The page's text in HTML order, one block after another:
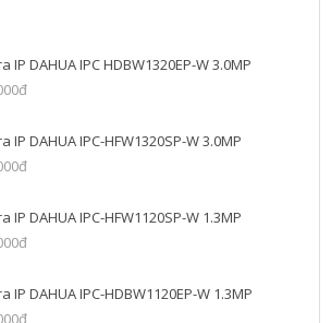
IP DAHUA IPC HDBW1320EP-W 3.0MP
IP DAHUA IPC-HFW1320SP-W 3.0MP
IP DAHUA IPC-HFW1120SP-W 1.3MP
IP DAHUA IPC-HDBW1120EP-W 1.3MP